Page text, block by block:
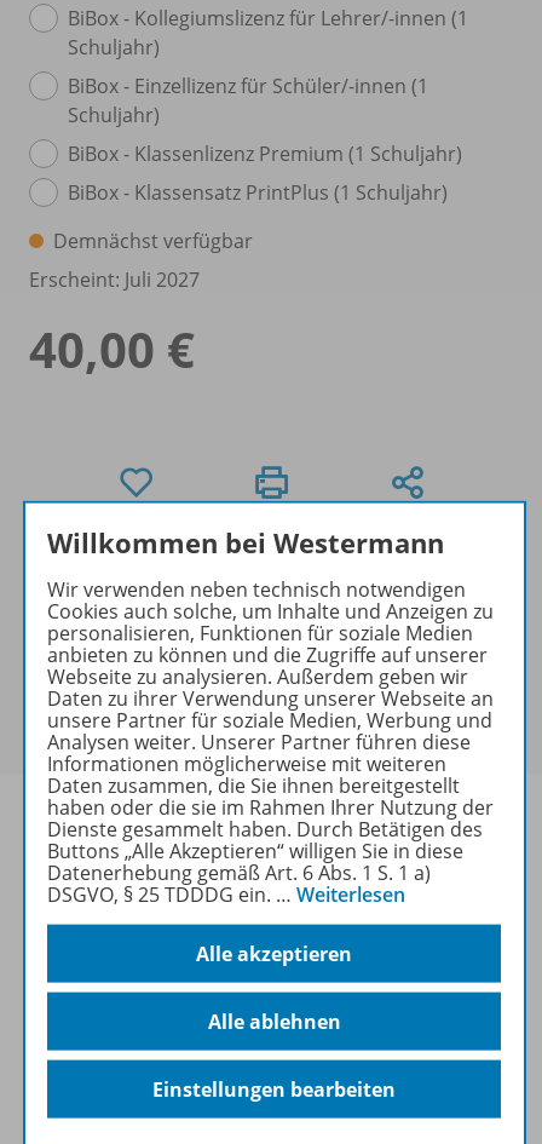
BiBox - Kollegiumslizenz für Lehrer/-innen (1
Schuljahr)
BiBox - Einzellizenz für Schüler/-innen (1
Schuljahr)
BiBox - Klassenlizenz Premium (1 Schuljahr)
BiBox - Klassensatz PrintPlus (1 Schuljahr)
Demnächst verfügbar
Erscheint: Juli 2027
40,00 €
Exklusiver Kundenkreis
Dieses Produkt darf nur von
Ausbildern/Ausbilderinnen, Dozenten/Dozentinnen,
Erziehern/Erzieherinnen, Lehrkräften,
Referendaren/Referendarinnen,
Studenten/Studentinnen und Universitätslehrenden
erworben werden.
Produktinformationen
Lizenzbedingungen
Zugehörige Produkte
Willkommen bei Westermann
Wir verwenden neben technisch notwendigen
Cookies auch solche, um Inhalte und Anzeigen zu
personalisieren, Funktionen für soziale Medien
anbieten zu können und die Zugriffe auf unserer
Webseite zu analysieren. Außerdem geben wir
Daten zu ihrer Verwendung unserer Webseite an
unsere Partner für soziale Medien, Werbung und
Analysen weiter. Unserer Partner führen diese
Informationen möglicherweise mit weiteren
Daten zusammen, die Sie ihnen bereitgestellt
haben oder die sie im Rahmen Ihrer Nutzung der
Dienste gesammelt haben. Durch Betätigen des
Buttons „Alle Akzeptieren“ willigen Sie in diese
Datenerhebung gemäß Art. 6 Abs. 1 S. 1 a)
DSGVO, § 25 TDDDG ein. … Weiterlesen
Alle akzeptieren
Alle ablehnen
Einstellungen bearbeiten